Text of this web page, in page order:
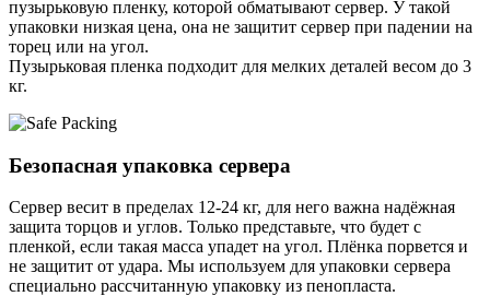
пузырьковую пленку, которой обматывают сервер. У такой
упаковки низкая цена, она не защитит сервер при падении на
торец или на угол.
Пузырьковая пленка подходит для мелких деталей весом до 3
кг.
Безопасная упаковка сервера
Сервер весит в пределах 12-24 кг, для него важна надёжная
защита торцов и углов. Только представьте, что будет с
пленкой, если такая масса упадет на угол. Плёнка порвется и
не защитит от удара. Мы используем для упаковки сервера
специально расcчитанную упаковку из пенопласта.